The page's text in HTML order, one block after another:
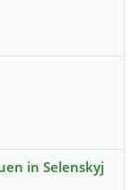
in Selenskyj